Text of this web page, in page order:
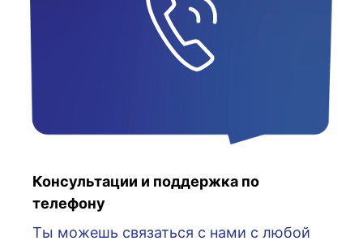
Консультации и поддержка по
телефону
Ты можешь связаться с нами с любой